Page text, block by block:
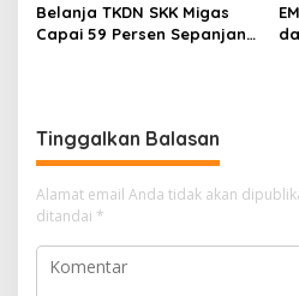
Belanja TKDN SKK Migas
Capai 59 Persen Sepanjang
Tinggalkan Balasan
Alamat email Anda tidak akan
ditandai *